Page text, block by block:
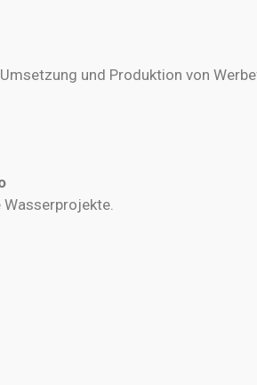
und Produktion von
Wasserprojekte.